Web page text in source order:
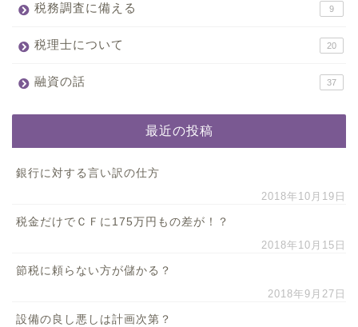
税務調査に備える 9
税理士について 20
融資の話 37
最近の投稿
銀行に対する言い訳の仕方
2018年10月19日
税金だけでＣＦに175万円もの差が！？
2018年10月15日
節税に頼らない方が儲かる？
2018年9月27日
設備の良し悪しは計画次第？